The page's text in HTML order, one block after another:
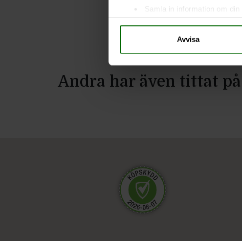
Samla in information om
Identifiera din enhet genom
eller dra tillbaka ditt samtycke när
sociala medier och analysera vår
Avvisa
Andra har även tittat på